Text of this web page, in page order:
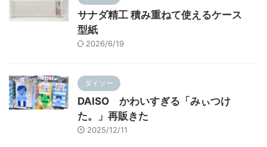
サナダ精工 積み重ねて使えるケース
型紙
2026/6/19
ダイソー
DAISO かわいすぎる「みぃつけ
た。」再販きた
2025/12/11